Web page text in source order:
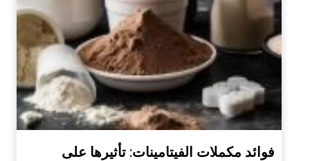
فوائد مكملات الفيتامينات: تأثيرها على